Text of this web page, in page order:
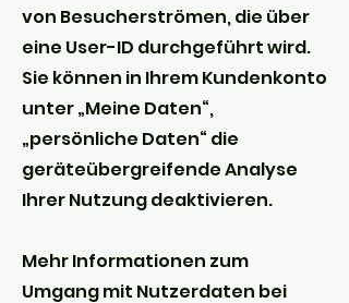
von Besucherströmen, die über
eine User-ID durchgeführt wird.
Sie können in Ihrem Kundenkonto
unter „Meine Daten“,
„persönliche Daten“ die
geräteübergreifende Analyse
Ihrer Nutzung deaktivieren.
Mehr Informationen zum
Umgang mit Nutzerdaten bei